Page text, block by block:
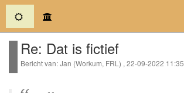
(current)
Re: Dat is fictief
Bericht van: Jan (Workum, FRL) , 22-09-2022 11:35